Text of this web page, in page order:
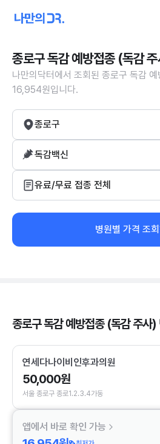
종로구 독감 예방접종 (독감
나만의닥터에서 조회된 종로구 독감
16,954원입니다.
종로구
독감백신
유료/무료 접종 전체
병원별 가격 조회
종로구 독감 예방접종 (독감 주사)
연세다나이비인후과의원
50,000원
서울 종로구 종로1.2.3.4가동
앱에서 바로 확인 가능